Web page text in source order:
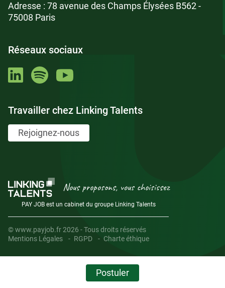
Adresse : 78 avenue des Champs Élysées B562 -
75008 Paris
Réseaux sociaux
Travailler chez Linking Talents
Rejoignez-nous
Nous proposons, vous choisissez
PAY JOB est un cabinet du groupe Linking Talents
© www.payjob.fr 2026 - Tous droits réservés
Mentions Légales
RGPD Charte éthique
Postuler